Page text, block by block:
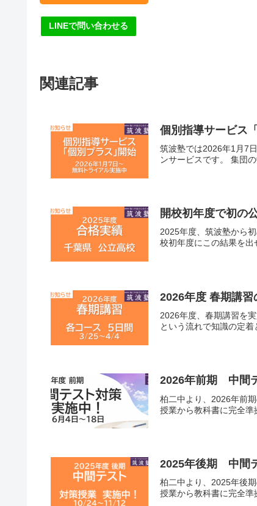
LINEで問い合わせる
関連記事
個別指導サービス
筑波塾では2026年1月7
ンサービスです。 集団
開校初年度で初の
2025年度、筑波塾から
校初年度にこの結果を
2026年度 春期講習
2026年度、春期講習を
という流れで知識の定
2026年前期 中間
柏二中より、2026年前
授業から教科書に完全準
2025年後期 中間
柏二中より、2025年後
授業から教科書に完全準